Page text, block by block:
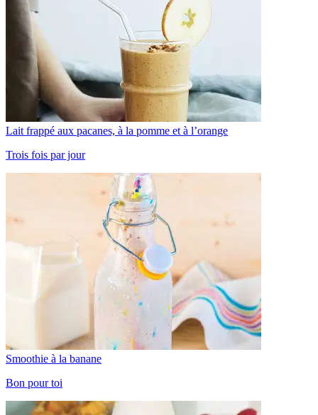
Lait frappé aux pacanes, à la pomme et à l’orange
Trois fois par jour
Smoothie à la banane
Bon pour toi